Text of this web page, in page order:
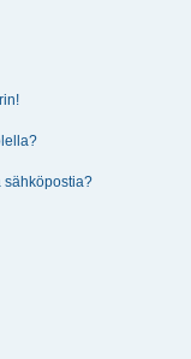
sähköpostia?